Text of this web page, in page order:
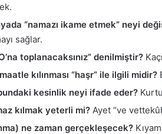
“namazı ikame etmek” neyi
sağlar.
toplanacaksınız” denilmiştir?
kılınması “haşr” ile ilgili midir?
kesinlik neyi ifade eder?
kılmak yeterli mi? Ayet “ve
ne zaman gerçekleşecek?